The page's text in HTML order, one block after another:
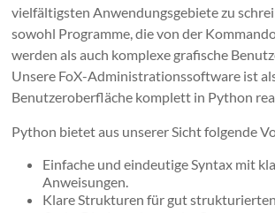
vielfältigsten Anwendungsgebiete zu
sowohl Programme, die von der
werden als auch komplexe grafische
Unsere FoX-Administrationssoftware ist
Benutzeroberfläche komplett in Python
Python bietet aus unserer Sicht folgende
Einfache und eindeutige Syntax mit
Anweisungen.
Klare Strukturen für gut